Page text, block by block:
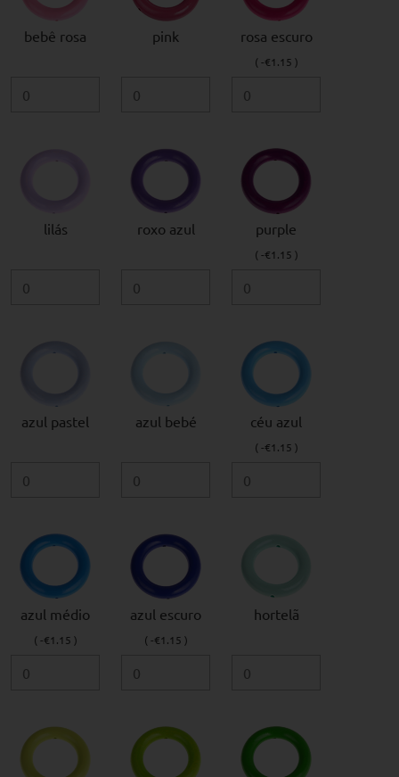
bebê rosa pink rosa escuro
( -€1.15 )
lilás roxo azul purple
( -€1.15 )
azul pastel azul bebé céu azul
( -€1.15 )
azul médio
( -€1.15 )
azul escuro
( -€1.15 )
hortelã